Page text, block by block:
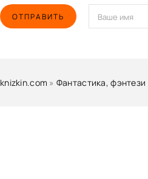
ОТПРАВИТЬ
knizkin.com » Фантастика, фэнтези